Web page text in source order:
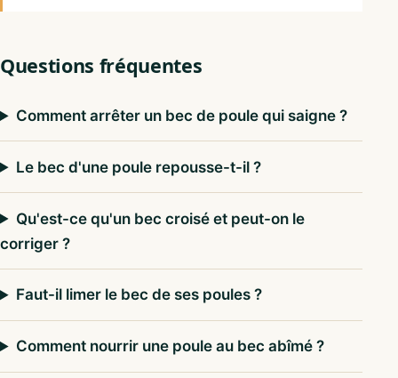
Questions fréquentes
Comment arrêter un bec de poule qui saigne ?
Le bec d'une poule repousse-t-il ?
Qu'est-ce qu'un bec croisé et peut-on le
corriger ?
Faut-il limer le bec de ses poules ?
Comment nourrir une poule au bec abîmé ?